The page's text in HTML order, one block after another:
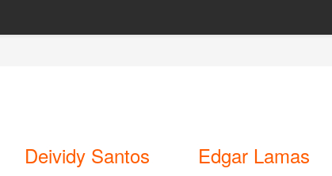
Deividy Santos Edgar Lamas